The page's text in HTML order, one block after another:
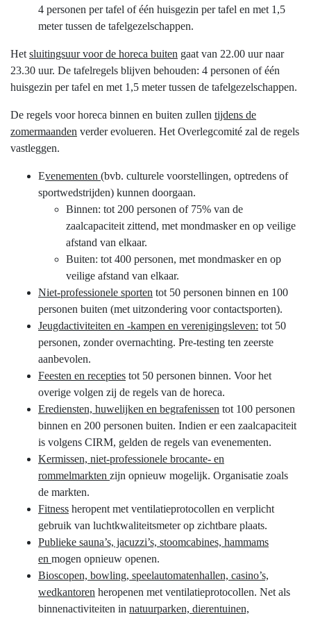
4 personen per tafel of één huisgezin per tafel en met 1,5
meter tussen de tafelgezelschappen.
Het sluitingsuur voor de horeca buiten gaat van 22.00 uur naar
23.30 uur. De tafelregels blijven behouden: 4 personen of één
huisgezin per tafel en met 1,5 meter tussen de tafelgezelschappen.
De regels voor horeca binnen en buiten zullen tijdens de
zomermaanden verder evolueren. Het Overlegcomité zal de regels
vastleggen.
Evenementen (bvb. culturele voorstellingen, optredens of
sportwedstrijden) kunnen doorgaan.
Binnen: tot 200 personen of 75% van de
zaalcapaciteit zittend, met mondmasker en op veilige
afstand van elkaar.
Buiten: tot 400 personen, met mondmasker en op
veilige afstand van elkaar.
Niet-professionele sporten tot 50 personen binnen en 100
personen buiten (met uitzondering voor contactsporten).
Jeugdactiviteiten en -kampen en verenigingsleven: tot 50
personen, zonder overnachting. Pre-testing ten zeerste
aanbevolen.
Feesten en recepties tot 50 personen binnen. Voor het
overige volgen zij de regels van de horeca.
Erediensten, huwelijken en begrafenissen tot 100 personen
binnen en 200 personen buiten. Indien er een zaalcapaciteit
is volgens CIRM, gelden de regels van evenementen.
Kermissen, niet-professionele brocante- en
rommelmarkten zijn opnieuw mogelijk. Organisatie zoals
de markten.
Fitness heropent met ventilatieprotocollen en verplicht
gebruik van luchtkwaliteitsmeter op zichtbare plaats.
Publieke sauna’s, jacuzzi’s, stoomcabines, hammams
en mogen opnieuw openen.
Bioscopen, bowling, speelautomatenhallen, casino’s,
wedkantoren heropenen met ventilatieprotocollen. Net als
binnenactiviteiten in natuurparken, dierentuinen,